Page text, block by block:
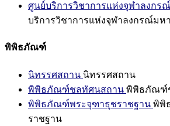
ศูนย์บริการวิชาการแห่งจุฬาลงกร
บริการวิชาการแห่งจุฬาลงกรณ์มห
พิพิธภัณฑ์
นิทรรศสถาน นิทรรศสถาน
พิพิธภัณฑ์ชลทัศนสถาน พิพิธภัณฑ์
พิพิธภัณฑ์พระจุฑาธุชราชฐาน พิพิ
ราชฐาน